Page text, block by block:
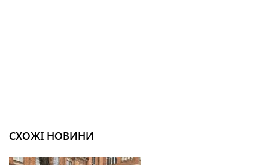
СХОЖІ НОВИНИ